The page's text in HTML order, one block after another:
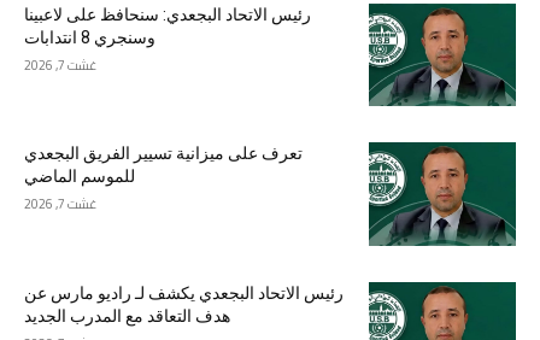
رئيس الاتحاد البجعدي: سنحافظ على لاعبينا
وسنجري 8 انتدابات
غشت 7, 2026
تعرف على ميزانية تسيير الفريق البجعدي
للموسم الماضي
غشت 7, 2026
رئيس الاتحاد البجعدي يكشف لـ راديو مارس عن
هدف التعاقد مع المدرب الجديد